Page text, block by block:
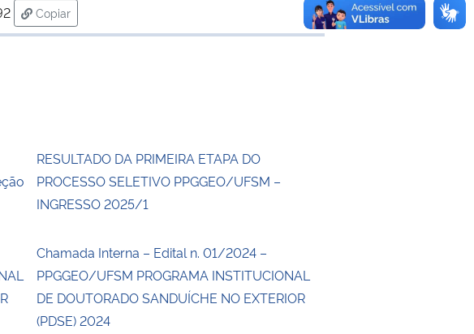
Copiar
para área de transferência
RESULTADO DA PRIMEIRA ETAPA DO
PROCESSO SELETIVO PPGGEO/UFSM –
INGRESSO 2025/1
Chamada Interna – Edital n. 01/2024 –
PPGGEO/UFSM PROGRAMA INSTITUCIONAL
DE DOUTORADO SANDUÍCHE NO EXTERIOR
(PDSE) 2024